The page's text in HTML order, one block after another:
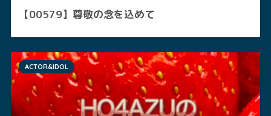
【00579】尊敬の念を込めて
ACTOR&IDOL